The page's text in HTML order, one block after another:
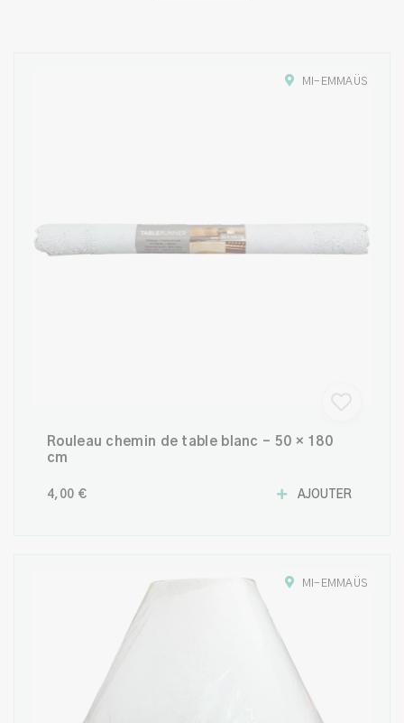
MI-EMMAÜS
Rouleau chemin de table blanc - 50 × 180
cm
4,00 € AJOUTER
MI-EMMAÜS